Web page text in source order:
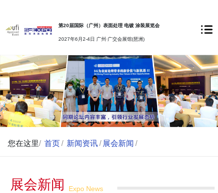
第20届国际（广州）表面处理 电镀 涂装展览会
2027年6月2-4日 广州·广交会展馆(琶洲)
您在这里/ 首页 / 新闻资讯 / 展会新闻 /
展会新闻 Expo News